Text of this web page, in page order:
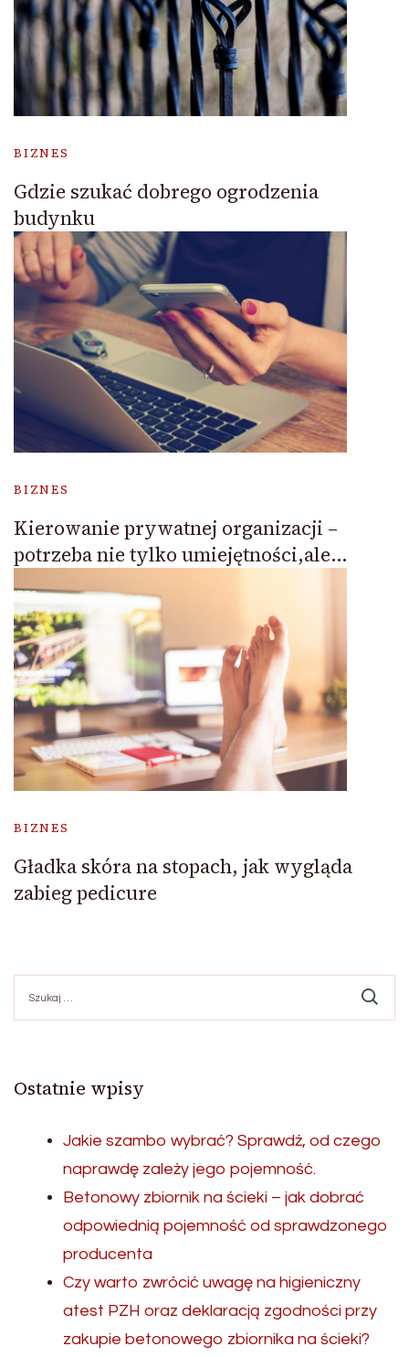
BIZNES
Gdzie szukać dobrego ogrodzenia
budynku
BIZNES
Kierowanie prywatnej organizacji –
potrzeba nie tylko umiejętności,ale…
BIZNES
Gładka skóra na stopach, jak wygląda
zabieg pedicure
Ostatnie wpisy
Jakie szambo wybrać? Sprawdź, od czego
naprawdę zależy jego pojemność.
Betonowy zbiornik na ścieki – jak dobrać
odpowiednią pojemność od sprawdzonego
producenta
Czy warto zwrócić uwagę na higieniczny
atest PZH oraz deklaracją zgodności przy
zakupie betonowego zbiornika na ścieki?